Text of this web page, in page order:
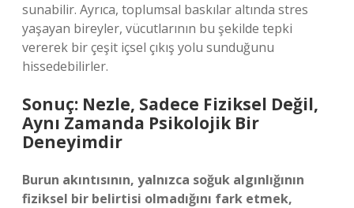
sunabilir. Ayrıca, toplumsal baskılar altında stres
yaşayan bireyler, vücutlarının bu şekilde tepki
vererek bir çeşit içsel çıkış yolu sunduğunu
hissedebilirler.
Sonuç: Nezle, Sadece Fiziksel Değil,
Aynı Zamanda Psikolojik Bir
Deneyimdir
Burun akıntısının, yalnızca soğuk algınlığının
fiziksel bir belirtisi olmadığını fark etmek,